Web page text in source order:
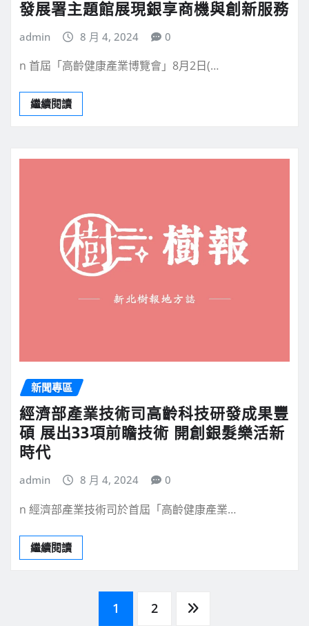
發展署主題館展現銀享商機與創新服務
admin 8 月 4, 2024 0
n 首屆「高齡健康產業博覽會」8月2日(…
繼續閱讀
新聞專區
經濟部產業技術司高齡科技研發成果豐
碩 展出33項前瞻技術 開創銀髮樂活新
時代
admin 8 月 4, 2024 0
n 經濟部產業技術司於首屆「高齡健康產業…
繼續閱讀
1 2